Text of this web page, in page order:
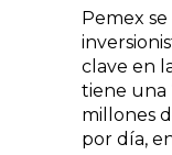
Pemex
clave en
tiene una
millones
por día,